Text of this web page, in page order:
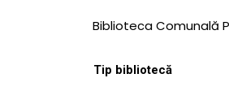
CULTURALE
Biblioteca Comunală
Tip bibliotecă